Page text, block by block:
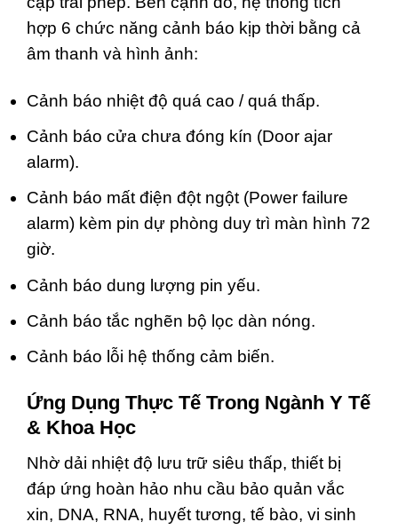
hợp 6 chức năng cảnh báo kịp thời bằng cả
âm thanh và hình ảnh:
Cảnh báo nhiệt độ quá cao / quá thấp.
Cảnh báo cửa chưa đóng kín (Door ajar
alarm).
Cảnh báo mất điện đột ngột (Power failure
alarm) kèm pin dự phòng duy trì màn hình 72
giờ.
Cảnh báo dung lượng pin yếu.
Cảnh báo tắc nghẽn bộ lọc dàn nóng.
Cảnh báo lỗi hệ thống cảm biến.
Ứng Dụng Thực Tế Trong Ngành Y Tế
& Khoa Học
Nhờ dải nhiệt độ lưu trữ siêu thấp, thiết bị
đáp ứng hoàn hảo nhu cầu bảo quản vắc
xin, DNA, RNA, huyết tương, tế bào, vi sinh